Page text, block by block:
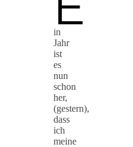
in
Jahr
ist
es
nun
schon
her,
(gestern),
dass
ich
meine